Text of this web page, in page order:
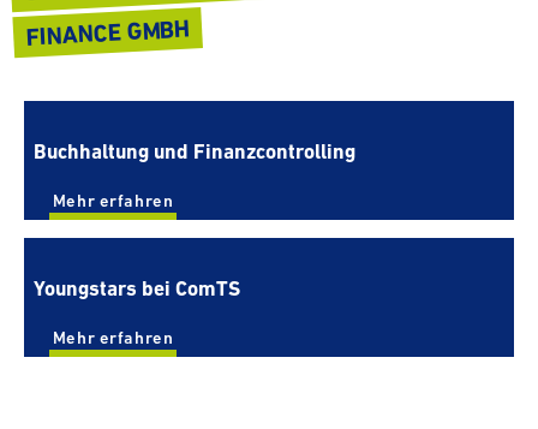
FINANCE GMBH
Buch­hal­tung und Finanz­controlling
Mehr erfahren
Young­s­tars bei ComTS
Mehr erfahren